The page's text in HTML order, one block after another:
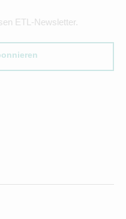
ETL-Newsletter.